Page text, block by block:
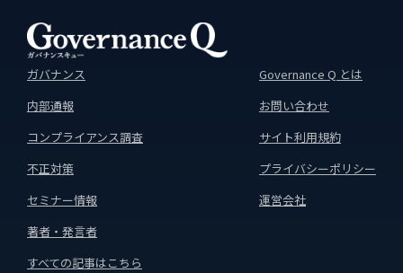
セミナー情報
ガバナンス
内部通報
コンプライアンス調査
不正対策
セミナー情報
著者・発言者
すべての記事はこちら
Governance Q とは
お問い合わせ
サイト利用規約
プライバシーポリシー
運営会社